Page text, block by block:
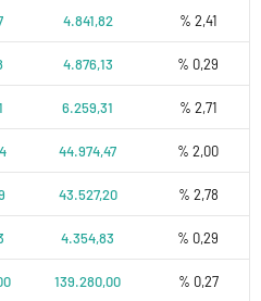
4.841,82
% 2,41
4.876,13
% 0,29
6.259,31 % 2,71
44.974,47
% 2,00
43.527,20 % 2,78
4.354,83 % 0,29
139.280,00 % 0,27